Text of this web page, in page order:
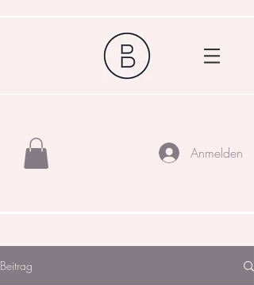
Anmelden
Beitrag